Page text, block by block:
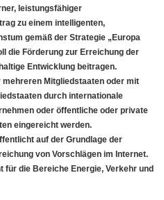
leistungsfähiger
zu einem intelligenten,
gemäß der Strategie „Europa
die Förderung zur Erreichung der
Entwicklung beitragen.
Mitgliedstaaten oder mit
durch internationale
oder öffentliche oder private
eingereicht werden.
auf der Grundlage der
von Vorschlägen im Internet.
die Bereiche Energie, Verkehr und